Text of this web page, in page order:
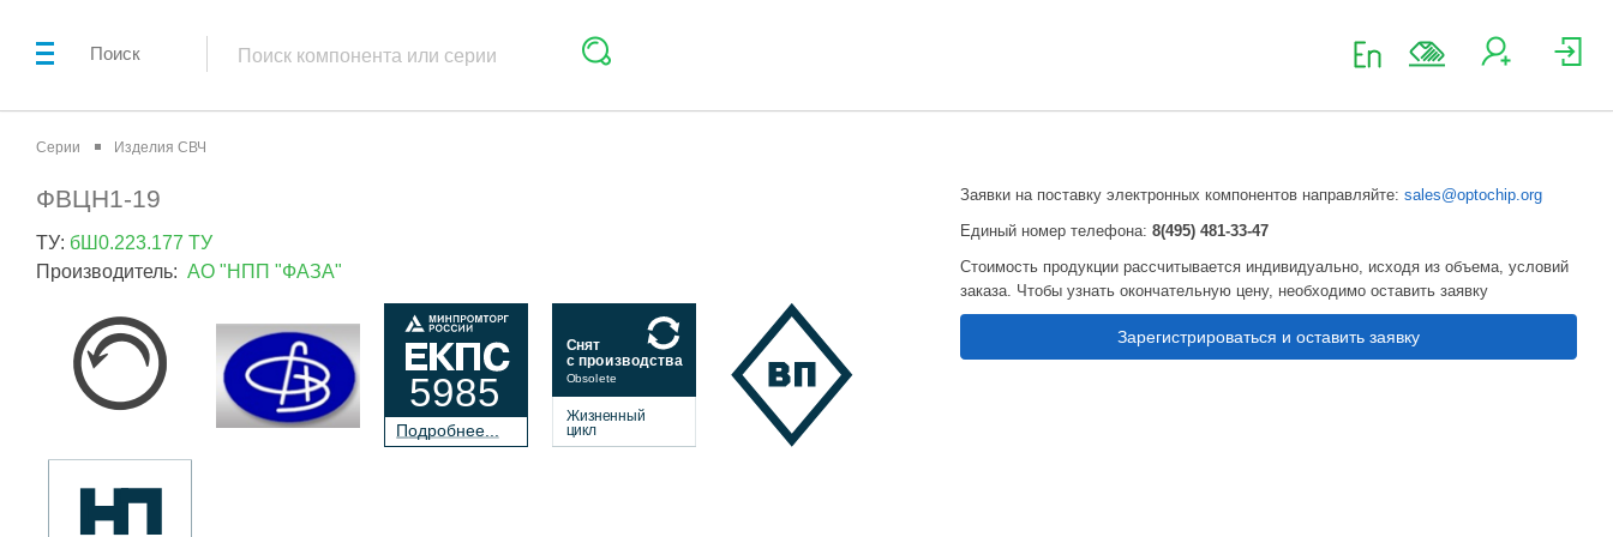
Поиск
Серии Изделия СВЧ
ФВЦН1-19
ТУ: бШ0.223.177 ТУ
Производитель: АО "НПП "ФАЗА"
Подробнее...
5985
Жизненный
цикл
Obsolete
Снят
с производства
Заявки на поставку электронных компонентов направляйте:sales@optochip.org
Единый номер телефона:8(495) 481-33-47
Стоимость продукции рассчитывается индивидуально, исходя из объема, условий
заказа. Чтобы узнать окончательную цену, необходимо оставить заявку
Зарегистрироваться и оставить заявку